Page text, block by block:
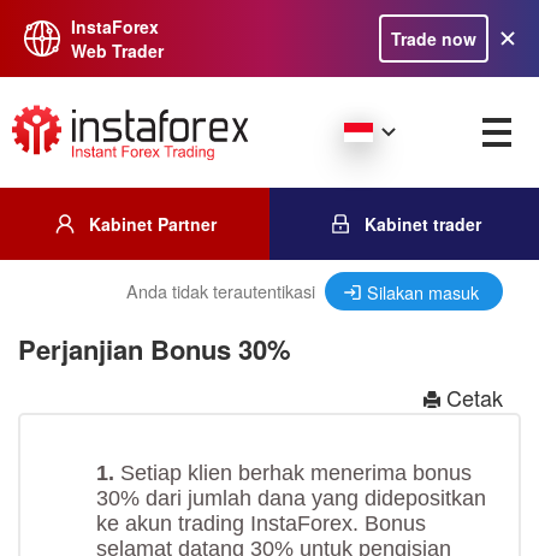
InstaForex
Web Trader
Trade now
Kabinet Partner Kabinet trader
Anda tidak terautentikasi Silakan masuk
Perjanjian Bonus 30%
Cetak